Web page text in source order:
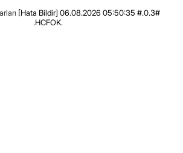
[Hata Bildir] 06.08.2026 05:50:35 #.0.3#
.HCFOK.